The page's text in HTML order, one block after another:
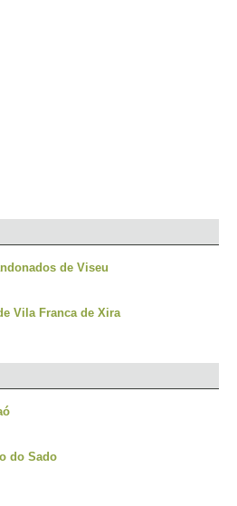
de Viseu
Vila Franca de Xira
do Sado